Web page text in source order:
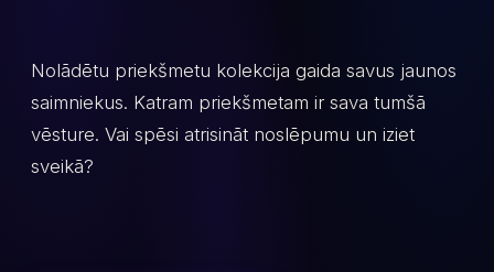
Nolādētu priekšmetu kolekcija gaida savus jaunos
saimniekus. Katram priekšmetam ir sava tumšā
vēsture. Vai spēsi atrisināt noslēpumu un iziet
sveikā?